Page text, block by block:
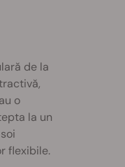
de la
o
la un
flexibile.